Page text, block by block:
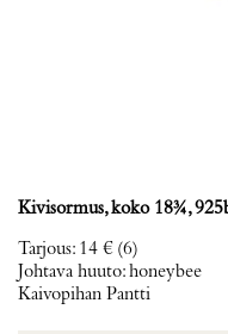
Kivisormus, koko 18¾,
Tarjous: 14 € (6)
Johtava huuto:honeybee
Kaivopihan Pantti